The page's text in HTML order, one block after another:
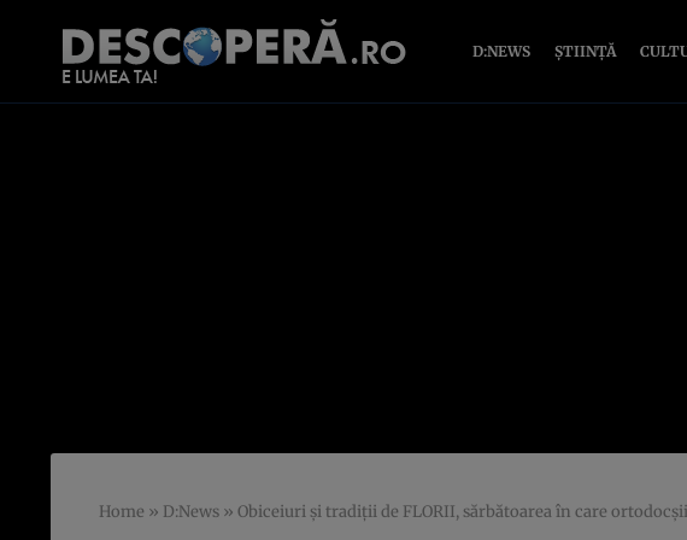
D:NEWS ȘTIINȚĂ
Home » D:News » Obiceiuri şi tradiţii de FLORII, sărbătoarea în care